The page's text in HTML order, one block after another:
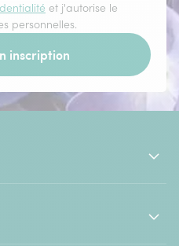
et j'autorise le
personnelles.
inscription